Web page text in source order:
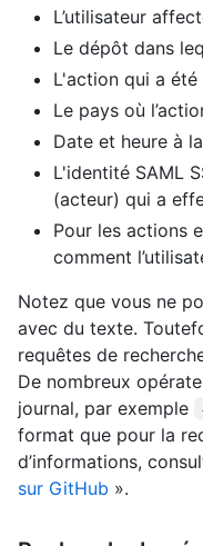
L’utilisateur
Le dépôt dans
L'action qui a
Le pays où
Date et heure à
L'identité SAML
(acteur) qui a
Pour les actions
comment
Notez que vous ne
avec du texte.
requêtes de
De nombreux
journal, par exemple
format que pour la
d’informations,
sur GitHub ».